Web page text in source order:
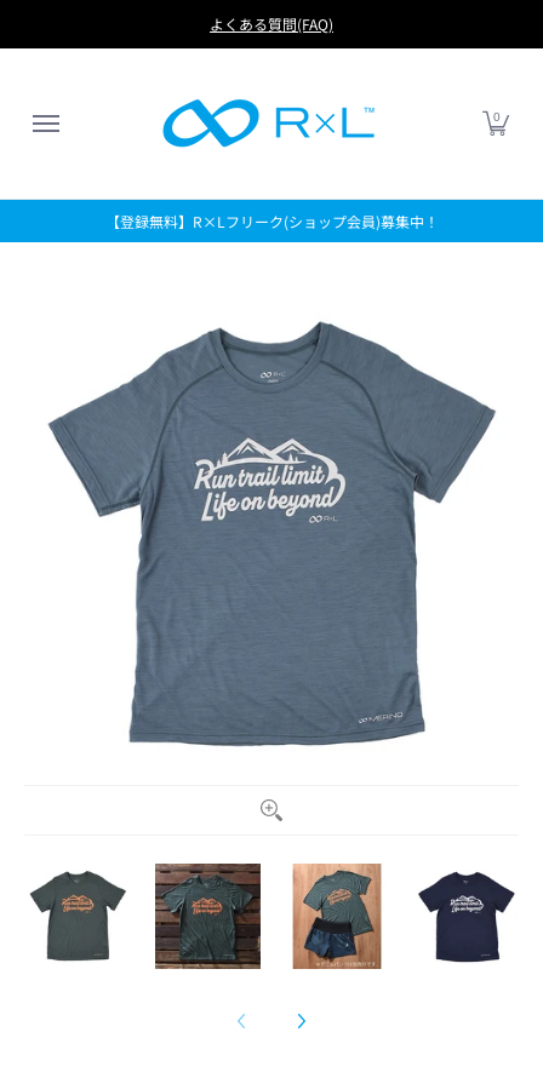
FOOTBALL LIFE
よくある質問(FAQ)
0
【登録無料】R×Lフリーク(ショップ会員)募集中！